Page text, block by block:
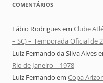
COMENTÁRIOS
Fábio Rodriguesem Clube
– SC) – Temporada Oficial de
Luiz Fernando da Silva Alves
Rio de Janeiro – 1978
Luiz Fernando em Copa